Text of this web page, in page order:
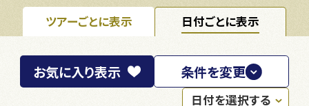
ツアーごとに表示 日付ごとに表示
お気に入り表示 条件を変更